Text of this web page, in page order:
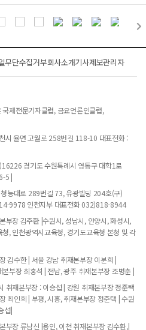
무단수집거부회사소개기사제보관리자
제전문기자클럽, 금요언론인클럽,
시 율면 고월로 258번길 118-10 대표전화 :
경기도 수원특례시 영통구 대학1로
5 |
능대로 289번길 73, 유광빌딩 204호(구)
9978 인천지부 대표전화 032)818-8944
부장 김주환 |수원시, 성남시, 안양시, 화성시,
, 인천광역시교육청, 경기도교육청 본청 및 각
김수한 | 서울 강남 취재본부장 이분희 |
부장 최홍석 | 전남, 광주 취재본부장 조병춘 |
취재본부장 : 이승섭 | 강원 취재본부장 정준택
최인희 | 부평, 시흥, 취재본부장 정준택 | 수원
섭|
부장 류남신 |용인, 이천 취재본부장 김수환,|